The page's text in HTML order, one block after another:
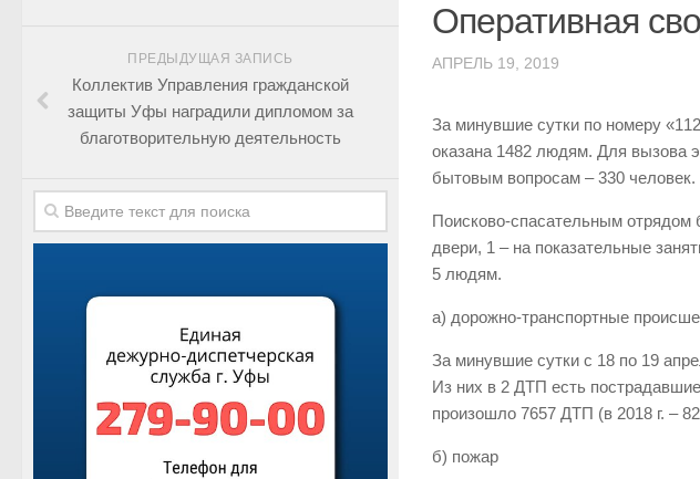
Оперативная
АПРЕЛЬ 19, 2019
За минувшие сутки по номеру
оказана 1482 людям. Для вызова
бытовым вопросам – 330 человек.
Поисково-спасательным
двери, 1 – на показательные
5 людям.
а) дорожно-транспортные
За минувшие сутки с 18 по 19
Из них в 2 ДТП есть
произошло 7657 ДТП (в 2018 г. –
б) пожар
ПРЕДЫДУЩАЯ ЗАПИСЬ
Коллектив Управления гражданской
защиты Уфы наградили дипломом за
благотворительную деятельность